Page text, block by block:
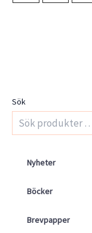
Sök
Nyheter
Böcker
Brevpapper